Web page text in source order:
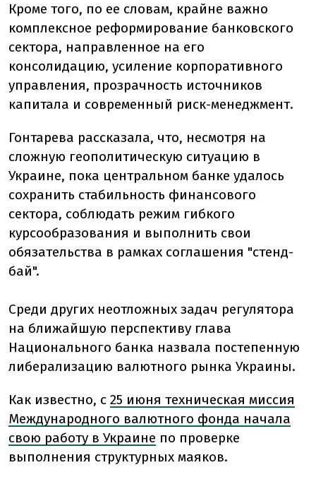
Кроме того, по ее словам, крайне важно
комплексное реформирование банковского
сектора, направленное на его
консолидацию, усиление корпоративного
управления, прозрачность источников
капитала и современный риск-менеджмент.
Гонтарева рассказала, что, несмотря на
сложную геополитическую ситуацию в
Украине, пока центральном банке удалось
сохранить стабильность финансового
сектора, соблюдать режим гибкого
курсообразования и выполнить свои
обязательства в рамках соглашения "стенд-
бай".
Среди других неотложных задач регулятора
на ближайшую перспективу глава
Национального банка назвала постепенную
либерализацию валютного рынка Украины.
Как известно, с 25 июня техническая миссия
Международного валютного фонда начала
свою работу в Украине по проверке
выполнения структурных маяков.